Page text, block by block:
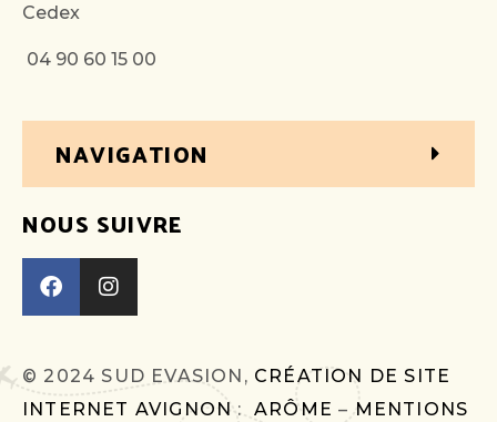
Cedex
04 90 60 15 00
NAVIGATION
NOUS SUIVRE
© 2024 SUD EVASION, CRÉATION DE SITE
INTERNET AVIGNON:ARÔME –MENTIONS